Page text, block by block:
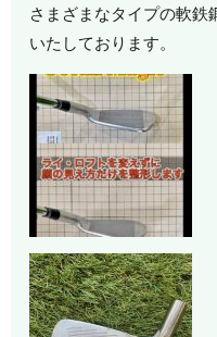
さまざまなタイプの軟鉄
いたしております。